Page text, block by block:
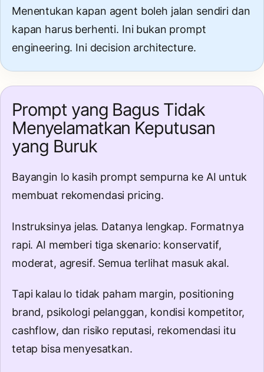
Menentukan kapan agent boleh jalan sendiri dan
kapan harus berhenti. Ini bukan prompt
engineering. Ini decision architecture.
Prompt yang Bagus Tidak
Menyelamatkan Keputusan
yang Buruk
Bayangin lo kasih prompt sempurna ke AI untuk
membuat rekomendasi pricing.
Instruksinya jelas. Datanya lengkap. Formatnya
rapi. AI memberi tiga skenario: konservatif,
moderat, agresif. Semua terlihat masuk akal.
Tapi kalau lo tidak paham margin, positioning
brand, psikologi pelanggan, kondisi kompetitor,
cashflow, dan risiko reputasi, rekomendasi itu
tetap bisa menyesatkan.